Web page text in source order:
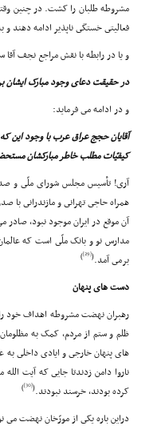
مشروطه طلبان را کشت. در چنین
فعالیتى خستگى ناپذیر ادامه دهند و
و یا در رابطه با نقش مراجع نجف
در حقیقت دعاى وجود مبارک
و در ادامه مى فرماید:
آقایان حجج عراق عرب با وجود این
کیفیّات مطلب خاطر مبارکشان
آرى! تأسیس مجلس شوراى ملّى و
همراه حاجى تهرانى و مازندرانى با
آن موقع در ایران موجود نبود،
مدارس نو و بانک ملّى است که
برمى آمد.(
[29]
)
دست هاى پنهان
رهبران نهضت مشروطه اهداف خود
ظلم و ستم از مردم، کمک به
هاى پنهان خارجى و ایادى داخلى
ناروا دامن زدندتا جایى که آیت
کرده بودند، خرسند نبودند.(
[30]
)
دراین باره یکى از مورّخان نهضت مى